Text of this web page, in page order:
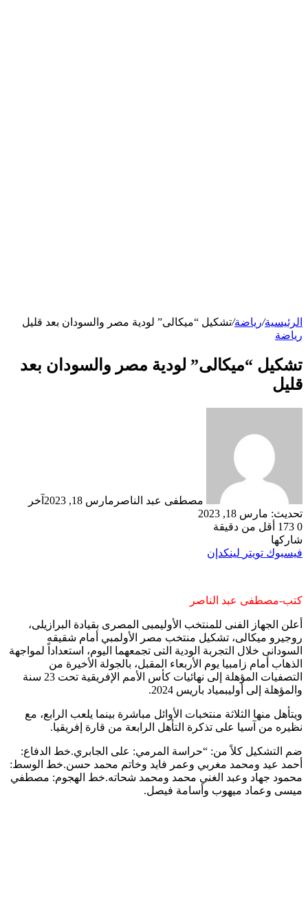
الرئيسية/رياضة/تشكيل “ميكالى” لودية مصر والسودان بعد قليل
رياضة
تشكيل “ميكالى” لودية مصر والسودان بعد
قليل
مصطفى عبد الناصر مارس 18, 2023
آخر
تحديث: مارس 18, 2023
0
أقل من دقيقة
شاركها
فيسبوك تويتر لينكدإن
كتب-مصطفى عبد الناصر
أعلن الجهاز الفنى للمنتخب الأوليمبى المصرى بقيادة البرازيلى،
روجيرو ميكالى، تشكيل منتخب مصر الأولمبي أمام شقيقه
السودانى خلال التجربة الودية التى تجمعهما اليوم، استعداداً لمواجهة
الذهاب أمام زامبيا يوم الأربعاء المقبل، بالجولة الأخيرة من
التصفيات المؤهلة إلى نهائيات كأس الأمم الإفريقية تحت 23 سنة
والمؤهلة إلى أوليبمياد باريس 2024.
ويتأهل منها الثلاثة منتخبات الأوائل مباشرة بينما يلعب الرابع، مع
نظيره من آسيا على تذكرة التأهل الرابعة من قارة إفريقيا.
ضم التشكيل كلاً من: “حراسة المرمي: على الجابري.خط الدفاع:
أحمد عيد ومحمد مغربي وعمر فايد وخاتم محمد حسن.خط الوسط:
محمود جهاد وعبد الغني محمد ومحمد شحاته.خط الهجوم: مصطفي
ميسى وعماد ميهوب وأسامة فيصل.